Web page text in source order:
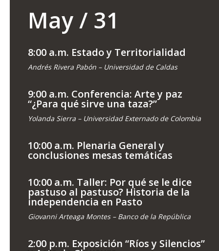
May / 31
8:00 a.m. Estado y Territorialidad
Andrés Rivera Pabón – Universidad de Caldas
9:00 a.m. Conferencia: Arte y paz
“¿Para qué sirve una taza?”
Yolanda Sierra – Universidad Externado de Colombia
10:00 a.m. Plenaria General y
conclusiones mesas temáticas
10:00 a.m. Taller: Por qué se le dice
pastuso al pastuso? Historia de la
independencia en Pasto
Giovanni Arteaga Montes – Banco de la República
2:00 p.m. Exposición “Ríos y Silencios”